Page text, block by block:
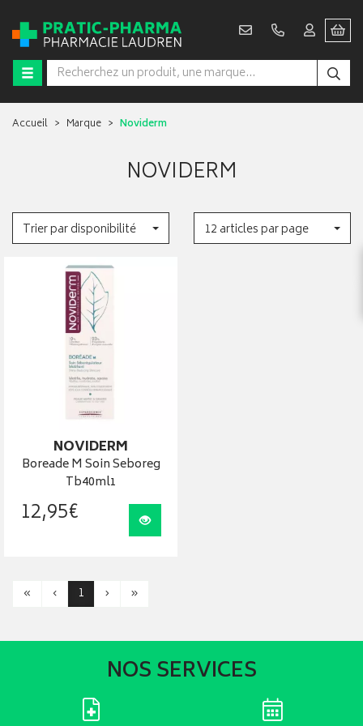
Accueil Marque Noviderm
NOVIDERM
Trier par disponibilité 12 articles par page
NOVIDERM
Boreade M Soin Seboreg
Tb40ml1
12,95€ Visualiser
« ‹ 1 › »
NOS SERVICES